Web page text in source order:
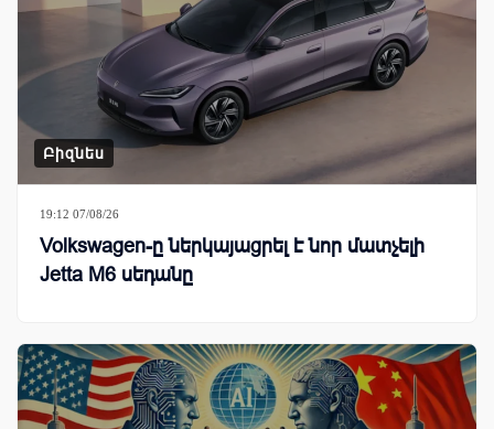
Բիզնես
19:12 07/08/26
Volkswagen-ը ներկայացրել է նոր մատչելի
Jetta M6 սեդանը